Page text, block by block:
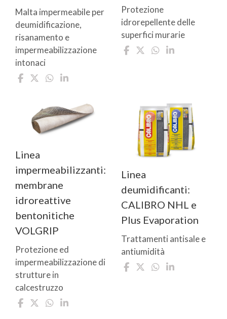
Malta impermeabile per
deumidificazione,
risanamento e
impermeabilizzazione
intonaci
Protezione
idrorepellente delle
superfici murarie
Linea
impermeabilizzanti:
membrane
idroreattive
bentonitiche
VOLGRIP
Protezione ed
impermeabilizzazione di
strutture in
calcestruzzo
Linea
deumidificanti:
CALIBRO NHL e
Plus Evaporation
Trattamenti antisale e
antiumidità